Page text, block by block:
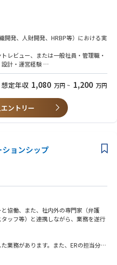
ジメント
広報担当のマネジメント
準化／自動化／データ化
ATS・Slack等の基盤整備）
ニケーション
）の設計・改善
採用広報戦略の構築
ーリーを候補者目線で再構成
メント
率・定着率などの数値分析
化と改善提案
スト」の最適化
人財パイプラインの強化
プ Universityにおける以下の取り組み
・強化
新規研修プログラムの企画・開発
、学習データを活用した効果検証
携
す。
営人財・中核人財の計画的な輩出
抜・育成施策の推進
ープ共通の人財育成基盤の構築・強化
引いただくことを期待しています。
発、リーダーシップ開発などの領域
期待しています。
グループの未来を支える人財・組織づ
発、人財開発、HRBP等）における実
レビュー、または一般社員・管理職・
計・運営経験
進した経験
・運営経験
ト、人事制度設計経験
想定年収 1,080 万円 ~ 1,200 万円
ントリー
ョンシップ
協働、また、社内外の専門家（弁護
ッフ等）と連携しながら、業務を遂行
業務があります。また、ERの担当分野
トにも携わることがあります。